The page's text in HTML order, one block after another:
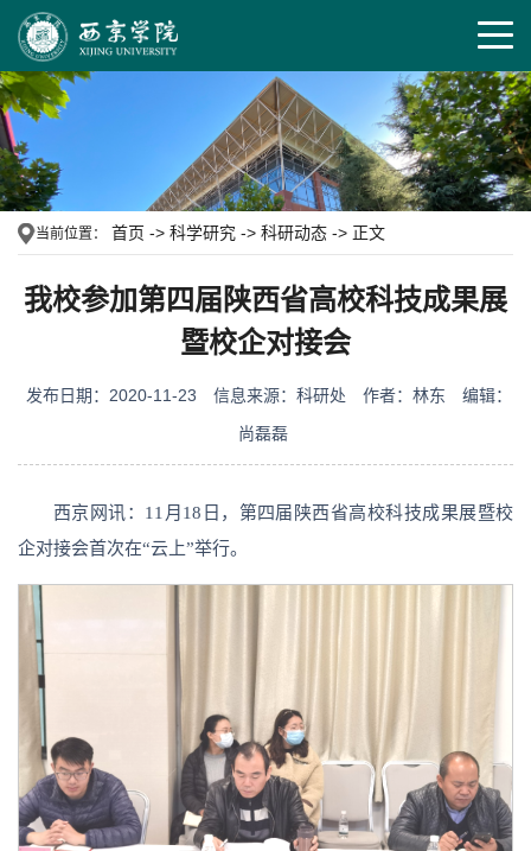
当前位置： 首页 -> 科学研究 -> 科研动态 -> 正文
我校参加第四届陕西省高校科技成果展
暨校企对接会
发布日期：2020-11-23 信息来源：科研处 作者：林东
编辑：
尚磊磊
西京网讯：11月18日，第四届陕西省高校科技成果展暨校
企对接会首次在“云上”举行。